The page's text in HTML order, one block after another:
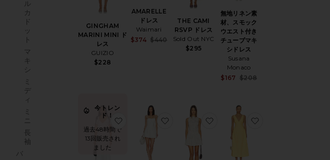
ル
カ
ド
ッ
ト
マ
キ
シ
ミ
デ
ィ
ミ
ニ
長
袖
バ
GINGHAM
MARINI MINI ド
レス
GUIZIO
$228
AMARELLE
ドレス
Waimari
Sale price:
$374
Previous price:
$440
THE CAMI
RSVP ドレス
Sold Out NYC
$295
無地リネン素
材、スモック
ウエスト付き
チューブマキ
シドレス
Susana
Monaco
$167 $208
今トレン
ド！
過去48時間で
13回販売され
ました
お気に入りショートスリーブマキシドレス
お気に入りMARIA ドレスお気に入りMARIA ドレス